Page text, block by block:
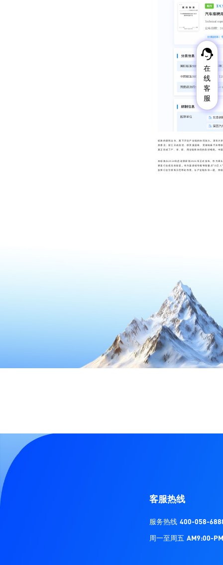
标准的顺利出台，离不开全产业链的协同发力。清华大
贵意见；浙江天成自控、舒茨曼座椅、芜湖瑞泰汽车零
真正形成了产、学、研、用全链条协同的良好格局。中
本标准从2024年启动预研到2026年正式发布，作为牵
更是行业担当的彰显。作为国家级专精特新重点"小巨
发挥行业引领和示范带动作用，与产业链伙伴一道，持
客服热线
服务热线 400-058-
周一至周五 AM9:00-
在
线
客
服
在
线
客
服